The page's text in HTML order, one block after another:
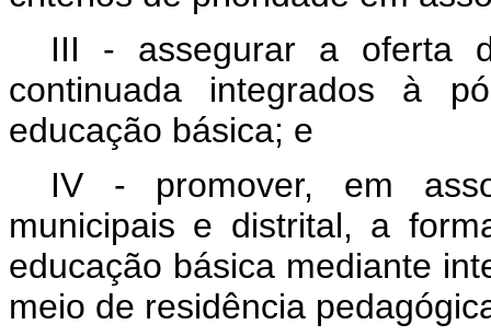
III - assegurar a oferta
continuada integrados à
educação básica; e
IV - promover, em
municipais e distrital, a
educação básica mediante
meio de residência